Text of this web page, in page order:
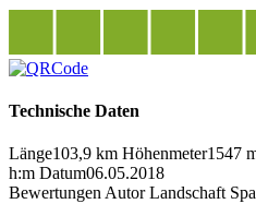
Technische Daten
Länge103,9 km Höhenmeter1547
h:m Datum06.05.2018
Bewertungen Autor Landschaft